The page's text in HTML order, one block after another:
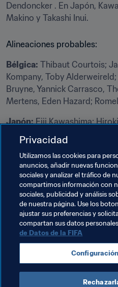
Dendoncker . En Japón,
Makino y Takashi Inui.
Alineaciones probables:
Bélgica: Thibaut Courtois;
Kompany, Toby
Bruyne, Yannick Carrasco,
Mertens, Eden Hazard;
Japón: Eiji Kawashima;
Genki Haraguchi, Shinji
Osako.
¡Únete!
Nuestra Fan Zone de Rusia
los juegos, concursos y
Juega al Fantasy,
cromos de Panini, vota por
Mundial y explora nuestro
Privacidad
Utilizamos las cookies para
anuncios, añadir nuevas
sociales y analizar el tráfico de
compartimos información con
sociales, publicidad y análisis
de nuestra página. Use los
ajustar sus preferencias y
compartan sus datos
de Datos de la FIFA